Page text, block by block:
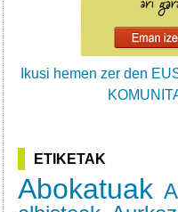
Ikusi hemen zer den
ETIKETAK
Abokatuak